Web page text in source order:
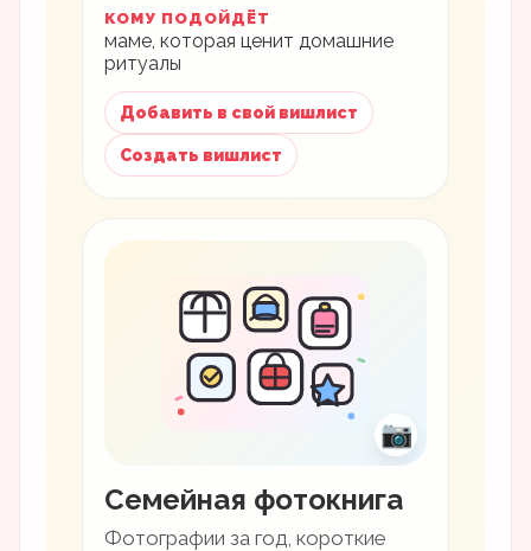
КОМУ ПОДОЙДЁТ
маме, которая ценит домашние
ритуалы
Добавить в свой вишлист
Создать вишлист
📷
Семейная фотокнига
Фотографии за год, короткие